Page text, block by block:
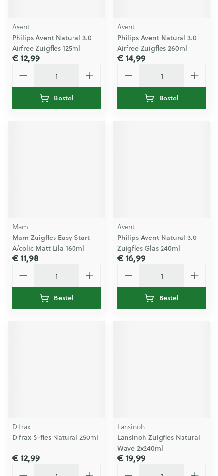
Avent
Philips Avent Natural 3.0
Airfree Zuigfles 125ml
€ 12,99
Bestel
Avent
Philips Avent Natural 3.0
Airfree Zuigfles 260ml
€ 14,99
Bestel
Mam
Mam Zuigfles Easy Start
A/colic Matt Lila 160ml
€ 11,98
Bestel
Avent
Philips Avent Natural 3.0
Zuigfles Glas 240ml
€ 16,99
Bestel
Difrax
Difrax S-fles Natural 250ml
€ 12,99
Lansinoh
Lansinoh Zuigfles Natural
Wave 2x240ml
€ 19,99